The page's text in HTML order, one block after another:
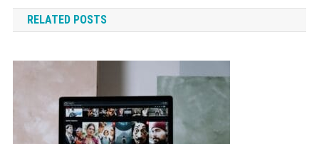
l’article
RELATED POSTS